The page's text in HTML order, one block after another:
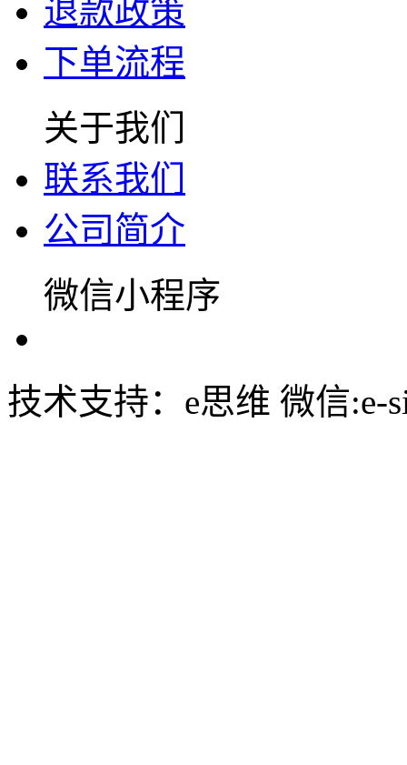
退款政策
下单流程
关于我们
联系我们
公司简介
微信小程序
技术支持：e思维 微信:e-